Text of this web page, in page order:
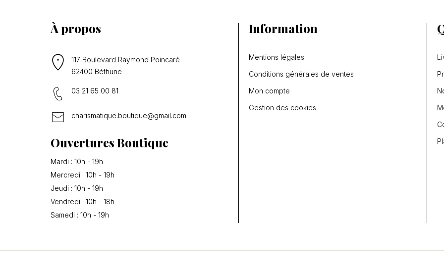
À propos
117 Boulevard Raymond Poincaré
62400 Béthune
03 21 65 00 81
charismatique.boutique@gmail.com
Ouvertures Boutique
Mardi : 10h - 19h
Mercredi : 10h - 19h
Jeudi : 10h - 19h
Vendredi : 10h - 18h
Samedi : 10h - 19h
Information
Mentions légales
Conditions générales de ventes
Mon compte
Gestion des cookies